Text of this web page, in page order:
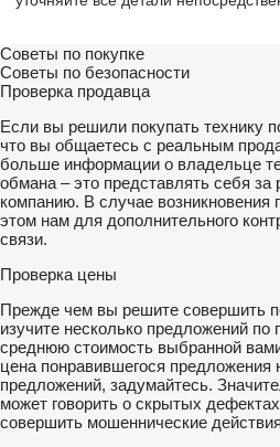
Советы по покупке
Советы по безопасности
Проверка продавца
Если вы решили покупать технику
что вы общаетесь с реальным
больше информации о владельце
обмана – это представлять себя
компанию. В случае возникновения
этом нам для дополнительного
связи.
Проверка цены
Прежде чем вы решите совершить
изучите несколько предложений
среднюю стоимость выбранной
цена понравившегося предложения
предложений, задумайтесь.
может говорить о скрытых
совершить мошеннические